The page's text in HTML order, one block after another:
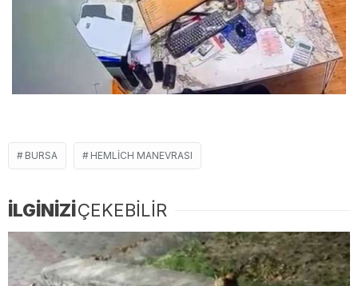
BURSA HEMLICH MANEVRASI
İLGİNİZİÇEKEBİLİR